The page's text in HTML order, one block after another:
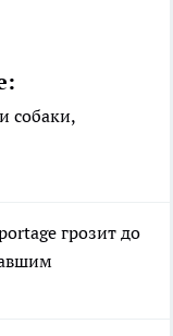
собаки,
грозит до